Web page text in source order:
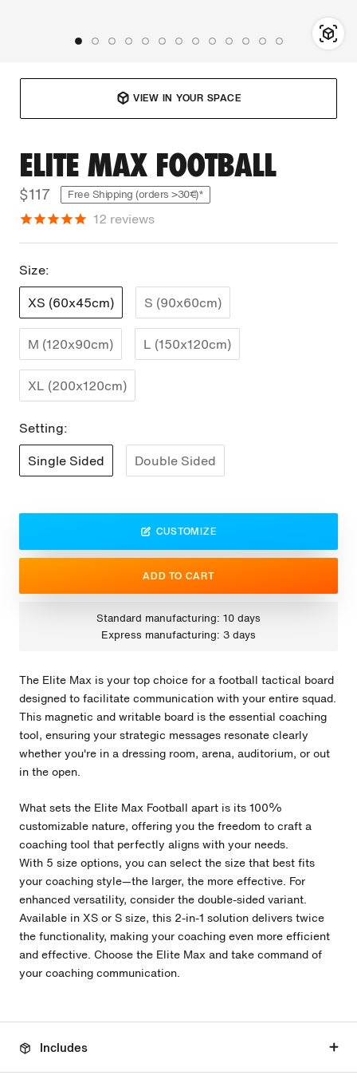
VIEW IN YOUR SPACE
ELITE MAX FOOTBALL
$117 Free Shipping (orders >30€)*
12 reviews
Size:
XS (60x45cm)
S (90x60cm)
M (120x90cm) L (150x120cm)
XL (200x120cm)
Setting:
Single Sided
Double Sided
CUSTOMIZE
ADD TO CART
Standard manufacturing: 10 days
Express manufacturing: 3 days
The Elite Max is your top choice for a football tactical board
designed to facilitate communication with your entire squad.
This magnetic and writable board is the essential coaching
tool, ensuring your strategic messages resonate clearly
whether you're in a dressing room, arena, auditorium, or out
in the open.
What sets the Elite Max Football apart is its 100%
customizable nature, offering you the freedom to craft a
coaching tool that perfectly aligns with your needs.
With 5 size options, you can select the size that best fits
your coaching style—the larger, the more effective. For
enhanced versatility, consider the double-sided variant.
Available in XS or S size, this 2-in-1 solution delivers twice
the functionality, making your coaching even more efficient
and effective. Choose the Elite Max and take command of
your coaching communication.
Includes